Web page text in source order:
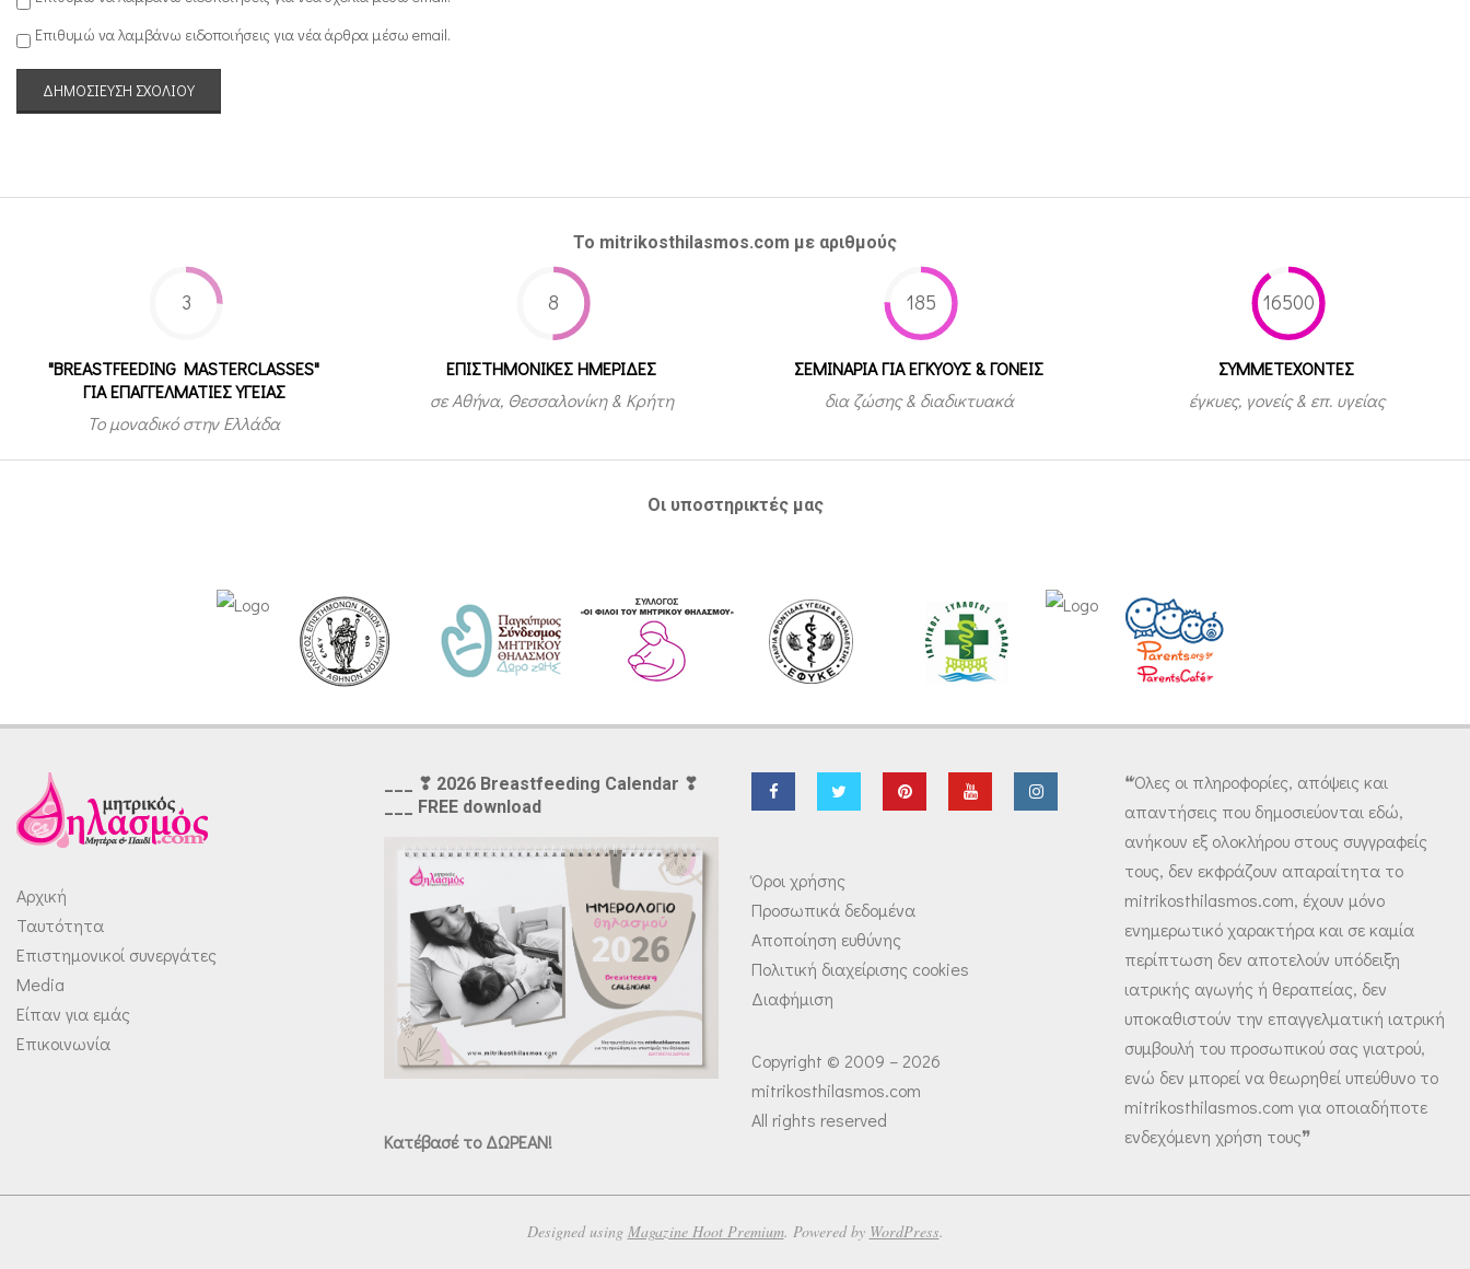
Επιθυμώ να λαμβάνω ειδοποιήσεις για νέα άρθρα μέσω email.
Το mitrikosthilasmos.com με αριθμούς
3
"BREASTFEEDING MASTERCLASSES"
ΓΙΑ ΕΠΑΓΓΕΛΜΑΤΙΕΣ ΥΓΕΙΑΣ
Το μοναδικό στην Ελλάδα
8
ΕΠΙΣΤΗΜΟΝΙΚΕΣ ΗΜΕΡΙΔΕΣ
σε Αθήνα, Θεσσαλονίκη & Κρήτη
185
ΣΕΜΙΝΑΡΙΑ ΓΙΑ ΕΓΚΥΟΥΣ & ΓΟΝΕΙΣ
δια ζώσης & διαδικτυακά
16500
ΣΥΜΜΕΤEΧΟΝΤΕΣ
έγκυες, γονείς & επ. υγείας
Οι υποστηρικτές μας
Αρχική
Ταυτότητα
Επιστημονικοί συνεργάτες
Media
Είπαν για εμάς
Επικοινωνία
___ ❣ 2026 Breastfeeding Calendar ❣
___ FREE download
Κατέβασέ το ΔΩΡΕΑΝ!
Όροι χρήσης
Προσωπικά δεδομένα
Αποποίηση ευθύνης
Πολιτική διαχείρισης cookies
Διαφήμιση
Copyright © 2009 – 2026
mitrikosthilasmos.com
All rights reserved
❝Όλες οι πληροφορίες, απόψεις και
απαντήσεις που δημοσιεύονται εδώ,
ανήκουν εξ ολοκλήρου στους συγγραφείς
τους, δεν εκφράζουν απαραίτητα το
mitrikosthilasmos.com, έχουν μόνο
ενημερωτικό χαρακτήρα και σε καμία
περίπτωση δεν αποτελούν υπόδειξη
ιατρικής αγωγής ή θεραπείας, δεν
υποκαθιστούν την επαγγελματική ιατρική
συμβουλή του προσωπικού σας γιατρού,
ενώ δεν μπορεί να θεωρηθεί υπεύθυνο το
mitrikosthilasmos.com για οποιαδήποτε
ενδεχόμενη χρήση τους❞
Designed using Magazine Hoot Premium. Powered by WordPress.